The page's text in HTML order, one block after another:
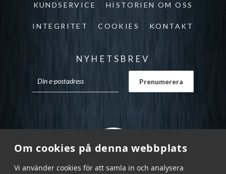
Om cookies på denna webbplats
Vi använder cookies för att samla in och analysera
KUNDSERVICE HISTORIEN OM OSS
INTEGRITET COOKIES KONTAKT
NYHETSBREV